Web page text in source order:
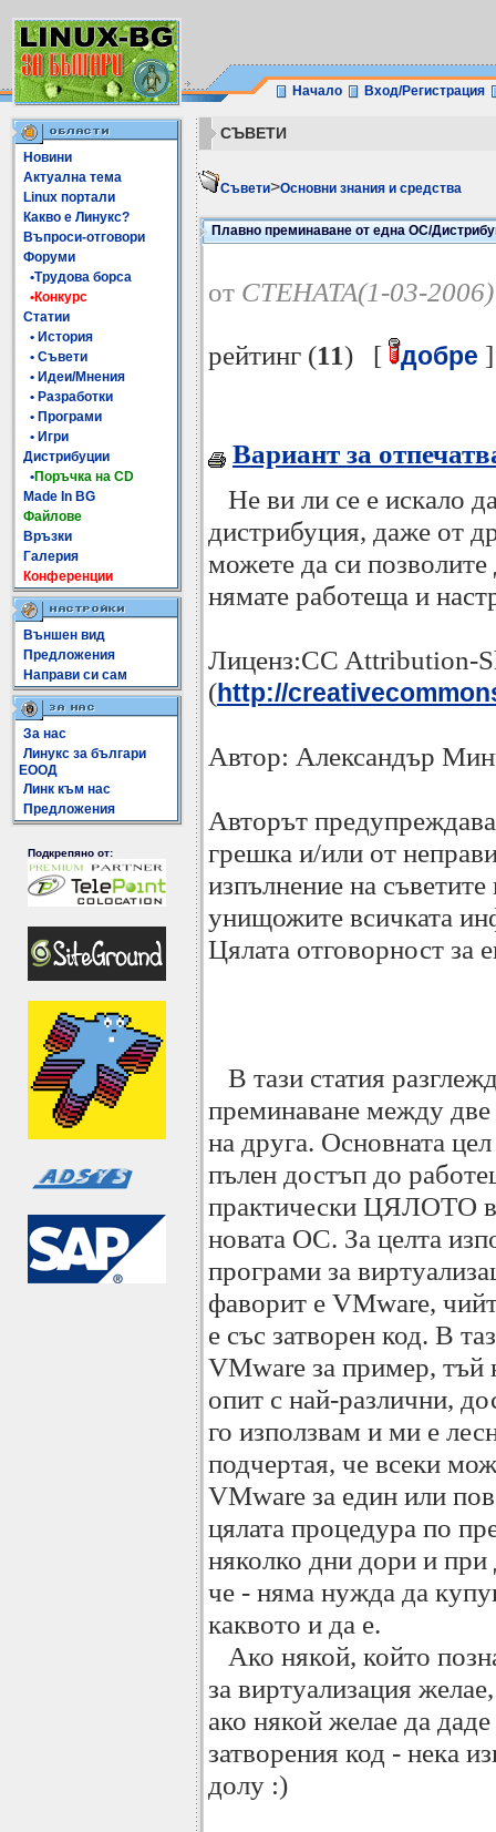
Начало Вход/Регистрация
Новини
Актуална тема
Linux портали
Какво е Линукс?
Въпроси-отговори
Форуми
•Трудова борса
•Конкурс
Статии
• История
• Съвети
• Идеи/Мнения
• Разработки
• Програми
• Игри
Дистрибуции
•Поръчка на CD
Made In BG
Файлове
Връзки
Галерия
Конференции
Външен вид
Предложения
Направи си сам
За нас
Линукс за българи
ЕООД
Линк към нас
Предложения
Подкрепяно от:
СЪВЕТИ
Съвети>Основни знания и средства
Плавно преминаване от една ОС/
от CTEHATA(1-03-2006)
рейтинг (11) [ добре
Вариант за
Не ви ли се е искало
дистрибуция, даже от
можете да си позволите
нямате работеща и
Лиценз:CC Attribution-
(http://
Автор: Александър
Авторът предупреждава
грешка и/или от
изпълнение на
унищожите всичката
Цялата отговорност за
В тази статия
преминаване между
на друга. Основната
пълен достъп до
практически ЦЯЛОТО
новата ОС. За целта
програми за
фаворит е VMware,
е със затворен код. В
VMware за пример, тъй
опит с най-различни,
го използвам и ми е
подчертая, че всеки
VMware за един или
цялата процедура по
няколко дни дори и при
че - няма нужда да
каквото и да е.
Ако някой, който
за виртуализация
ако някой желае да
затворения код - нека
долу :)